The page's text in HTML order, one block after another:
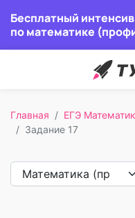
Бесплатный интенсив
по математике
Как учим
Преподаватели
Отзывы
Главная ЕГЭ
Задание 17